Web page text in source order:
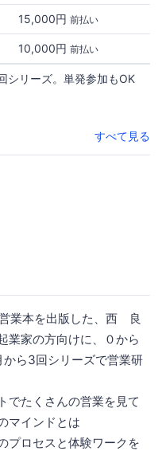
15,000円 前払い
10,000円 前払い
シリーズ。単発参加もOK
すべて見る
業本を出版した、西 良
業家の方向けに、０から
ら3回シリーズで営業研
でたくさんの営業を見て
マインドとは
プロセスと体験ワークを